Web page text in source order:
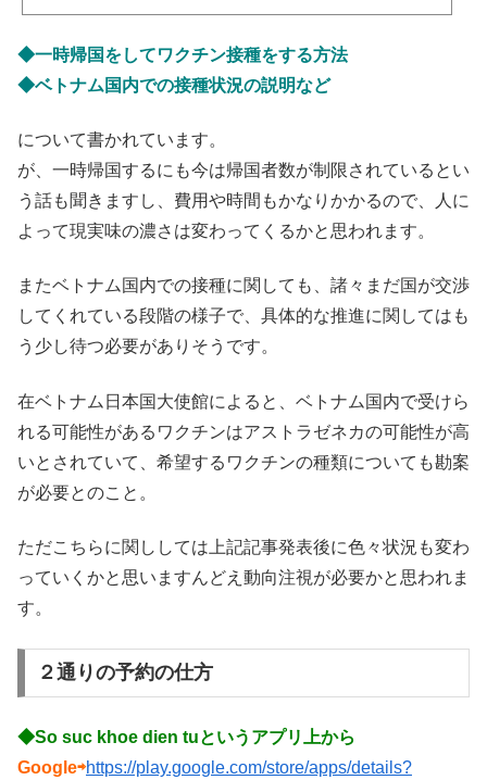
◆一時帰国をしてワクチン接種をする方法
◆ベトナム国内での接種状況の説明など
について書かれています。
が、一時帰国するにも今は帰国者数が制限されているとい
う話も聞きますし、費用や時間もかなりかかるので、人に
よって現実味の濃さは変わってくるかと思われます。
またベトナム国内での接種に関しても、諸々まだ国が交渉
してくれている段階の様子で、具体的な推進に関してはも
う少し待つ必要がありそうです。
在ベトナム日本国大使館によると、ベトナム国内で受けら
れる可能性があるワクチンはアストラゼネカの可能性が高
いとされていて、希望するワクチンの種類についても勘案
が必要とのこと。
ただこちらに関ししては上記記事発表後に色々状況も変わ
っていくかと思いますんどえ動向注視が必要かと思われま
す。
２通りの予約の仕方
◆So suc khoe dien tuというアプリ上から
Google⇨https://play.google.com/store/apps/details?